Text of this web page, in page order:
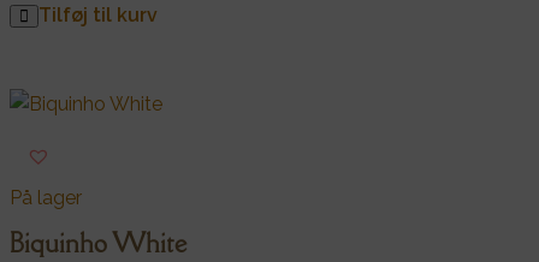
Tilføj til kurv
På lager
Biquinho White